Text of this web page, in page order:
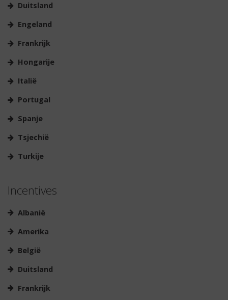
Duitsland
Engeland
Frankrijk
Hongarije
Italië
Portugal
Spanje
Tsjechië
Turkije
Incentives
Albanië
Amerika
België
Duitsland
Frankrijk